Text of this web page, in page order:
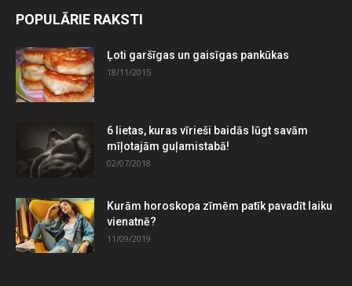
POPULĀRIE RAKSTI
Ļoti garšīgas un gaisīgas pankūkas
18/11/2015
6 lietas, kuras vīrieši baidās lūgt savām
mīļotajām guļamistabā!
02/07/2018
Kurām horoskopa zīmēm patīk pavadīt laiku
vienatnē?
11/09/2019